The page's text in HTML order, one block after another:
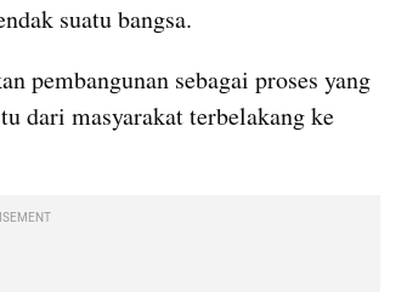
suatu bangsa.
pembangunan sebagai proses yang
dari masyarakat terbelakang ke